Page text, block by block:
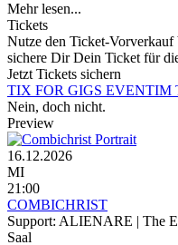
Mehr lesen...
Tickets
Nutze den Ticket-Vorverkauf
sichere Dir Dein Ticket für
Jetzt Tickets sichern
TIX FOR GIGS EVENTIM
Nein, doch nicht.
Preview
16.12.2026
MI
21:00
COMBICHRIST
Support: ALIENARE | The
Saal